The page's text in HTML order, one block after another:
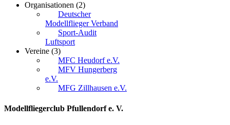
Organisationen (2)
Deutscher
Modellflieger Verband
Sport-Audit
Luftsport
Vereine (3)
MFC Heudorf e.V.
MFV Hungerberg
e.V.
MFG Zillhausen e.V.
Modellfliegerclub Pfullendorf e. V.